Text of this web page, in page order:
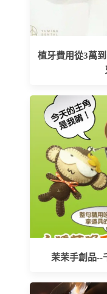
植牙費用從3萬
茉茉手創品--